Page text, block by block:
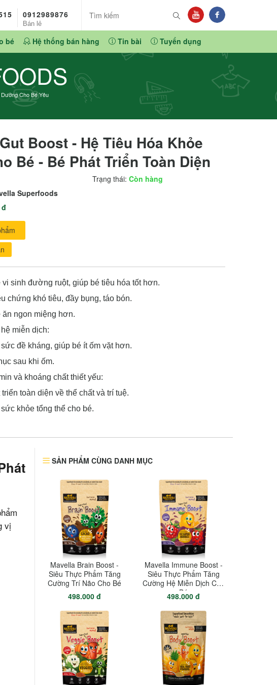
0912989876
Bán lẻ
bé Hệ thống bán hàng Tin bài Tuyển dụng
Cho Bé Yêu
Boost - Hệ Tiêu Hóa Khỏe
Bé - Bé Phát Triển Toàn Diện
Trạng thái: Còn hàng
Superfoods
đ
vi sinh đường ruột, giúp bé tiêu hóa tốt hơn.
chứng khó tiêu, đầy bụng, táo bón.
ăn ngon miệng hơn.
miễn dịch:
đề kháng, giúp bé ít ốm vặt hơn.
sau khi ốm.
và khoáng chất thiết yếu:
toàn diện về thể chất và trí tuệ.
khỏe tổng thể cho bé.
vị
SẢN PHẨM CÙNG DANH MỤC
Mavella Brain Boost -
Siêu Thực Phẩm Tăng
Cường Trí Não Cho Bé
498.000 đ
Mavella Immune Boost -
Siêu Thực Phẩm Tăng
Cường Hệ Miễn Dịch Cho
Bé
498.000 đ